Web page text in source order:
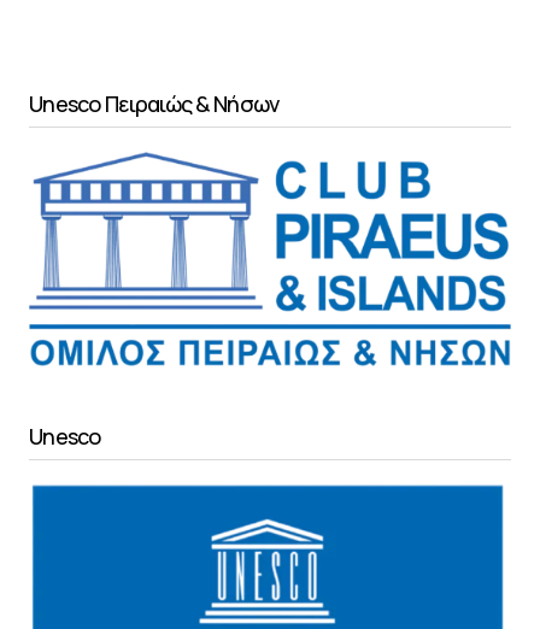
Unesco Πειραιώς & Νήσων
Unesco